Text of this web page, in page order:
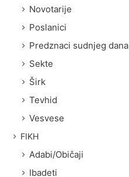
Novotarije
Poslanici
Predznaci sudnjeg dana
Sekte
Širk
Tevhid
Vesvese
FIKH
Adabi/Običaji
Ibadeti